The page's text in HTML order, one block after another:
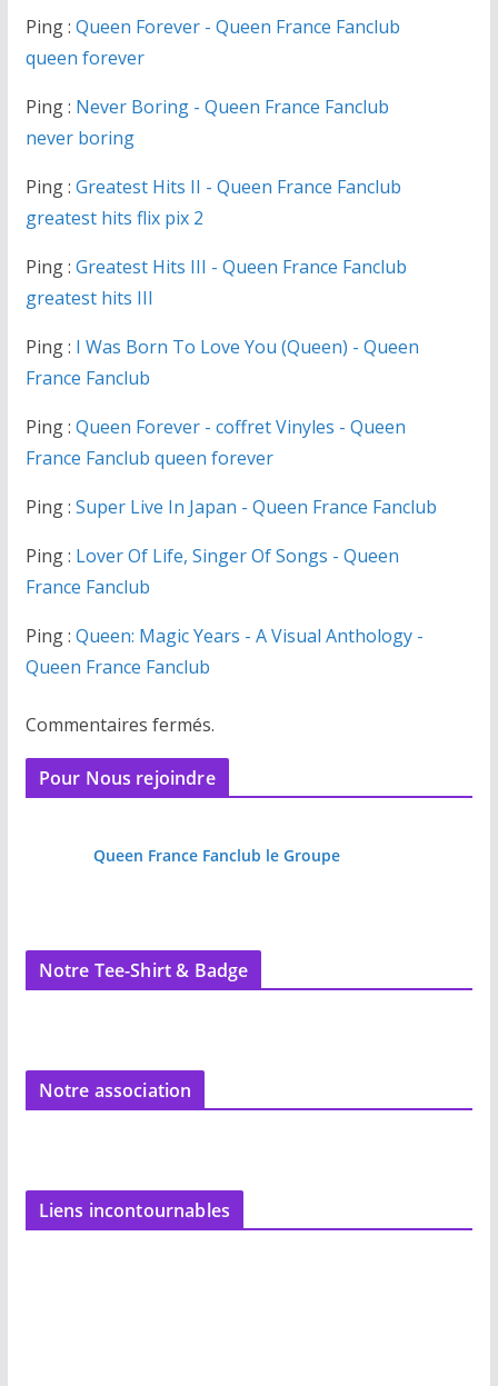
Ping : Queen Forever - Queen France Fanclub
queen forever
Ping : Never Boring - Queen France Fanclub
never boring
Ping : Greatest Hits II - Queen France Fanclub
greatest hits flix pix 2
Ping : Greatest Hits III - Queen France Fanclub
greatest hits III
Ping : I Was Born To Love You (Queen) - Queen
France Fanclub
Ping : Queen Forever - coffret Vinyles - Queen
France Fanclub queen forever
Ping : Super Live In Japan - Queen France Fanclub
Ping : Lover Of Life, Singer Of Songs - Queen
France Fanclub
Ping : Queen: Magic Years - A Visual Anthology -
Queen France Fanclub
Commentaires fermés.
Pour Nous rejoindre
Queen France Fanclub le Groupe
Notre Tee-Shirt & Badge
Notre association
Liens incontournables